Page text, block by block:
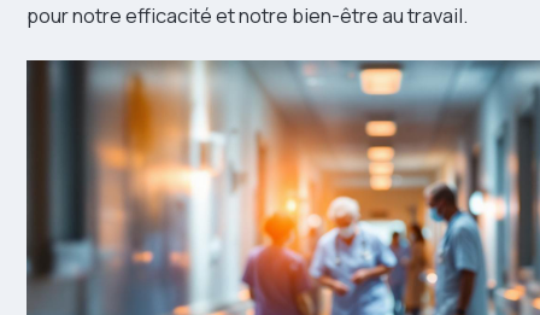
pour notre efficacité et notre bien-être au travail.